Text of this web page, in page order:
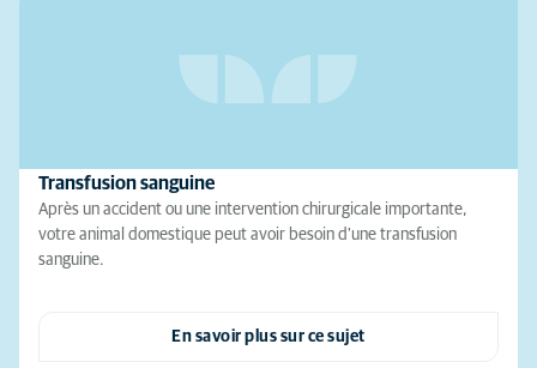
Transfusion sanguine
Après un accident ou une intervention chirurgicale importante,
votre animal domestique peut avoir besoin d'une transfusion
sanguine.
En savoir plus sur ce sujet